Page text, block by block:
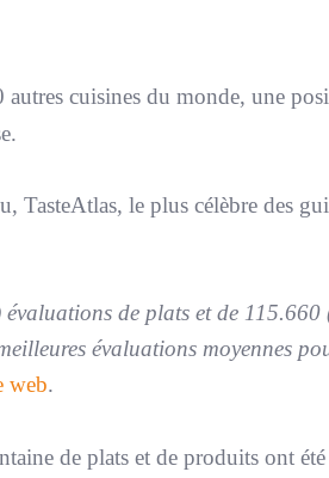
cuisines du monde, une
TasteAtlas, le plus célèbre des
de plats et de
évaluations moyennes
web.
de plats et de produits ont